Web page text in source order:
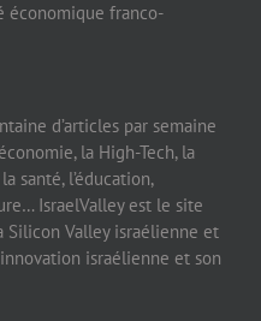
économique franco-
d’articles par semaine
la High-Tech, la
santé, l’éducation,
IsraelValley est le site
Silicon Valley israélienne et
israélienne et son